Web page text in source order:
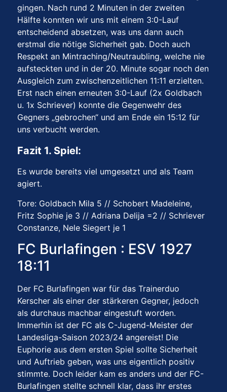
gingen. Nach rund 2 Minuten in der zweiten
Hälfte konnten wir uns mit einem 3:0-Lauf
entscheidend absetzen, was uns dann auch
erstmal die nötige Sicherheit gab. Doch auch
Respekt an Mintraching/Neutraubling, welche nie
aufsteckten und in der 20. Minute sogar noch den
Ausgleich zum zwischenzeitlichen 11:11 erzielten.
Erst nach einen erneuten 3:0-Lauf (2x Goldbach
u. 1x Schriever) konnte die Gegenwehr des
Gegners „gebrochen“ und am Ende ein 15:12 für
uns verbucht werden.
Fazit 1. Spiel:
Es wurde bereits viel umgesetzt und als Team
agiert.
Tore: Goldbach Mila 5 // Schobert Madeleine,
Fritz Sophie je 3 // Adriana Delija =2 // Schriever
Constanze, Nele Siegert je 1
FC Burlafingen : ESV 1927
18:11
Der FC Burlafingen war für das Trainerduo
Kerscher als einer der stärkeren Gegner, jedoch
als durchaus machbar eingestuft worden.
Immerhin ist der FC als C-Jugend-Meister der
Landesliga-Saison 2023/24 angereist! Die
Euphorie aus dem ersten Spiel sollte Sicherheit
und Auftrieb geben, was uns eigentlich positiv
stimmte. Doch leider kam es anders und der FC-
Burlafingen stellte schnell klar, dass ihr erstes